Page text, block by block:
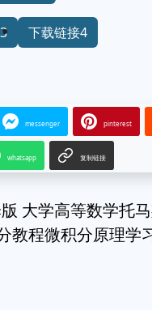
下载链接4
messenger pinterest
whatsapp 复制链接
大学高等数学托
教程微积分原理学